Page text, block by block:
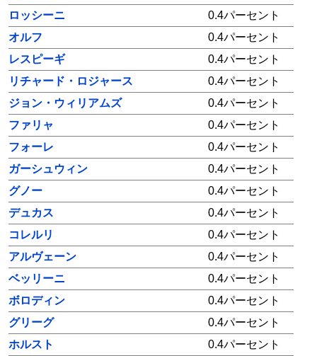
ロッシーニ
0.4パーセント
オルフ
0.4パーセント
レスピーギ
0.4パーセント
リチャード・ロジャース
0.4パーセント
ジョン・ウィリアムズ
0.4パーセント
ファリャ
0.4パーセント
フォーレ
0.4パーセント
ガーシュウィン
0.4パーセント
グノー
0.4パーセント
デュカス
0.4パーセント
コレルリ
0.4パーセント
アルヴェーン
0.4パーセント
ベッリーニ
0.4パーセント
ボロディン
0.4パーセント
グリーグ
0.4パーセント
ホルスト
0.4パーセント